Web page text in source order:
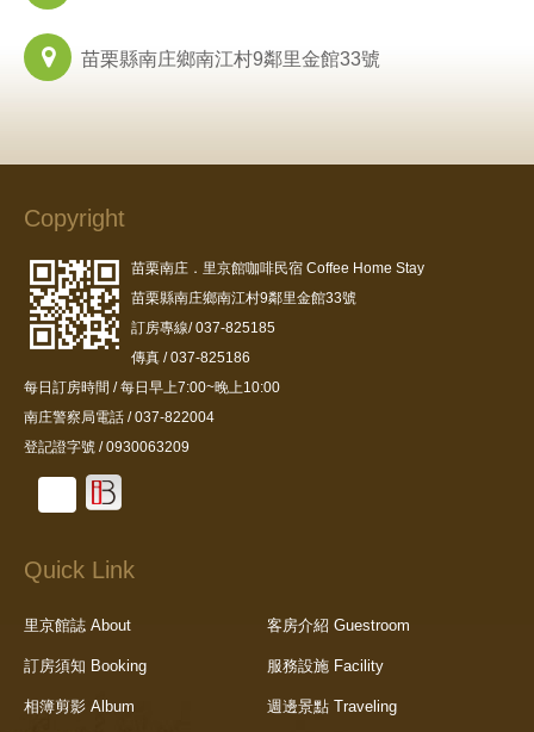
苗栗縣南庄鄉南江村9鄰里金館33號
Copyright
苗栗南庄．里京館咖啡民宿 Coffee Home Stay
苗栗縣南庄鄉南江村9鄰里金館33號
訂房專線/ 037-825185
傳真 / 037-825186
每日訂房時間 / 每日早上7:00~晚上10:00
南庄警察局電話 / 037-822004
登記證字號 / 0930063209
Quick Link
里京館誌 About 客房介紹 Guestroom
訂房須知 Booking 服務設施 Facility
相簿剪影 Album 週邊景點 Traveling